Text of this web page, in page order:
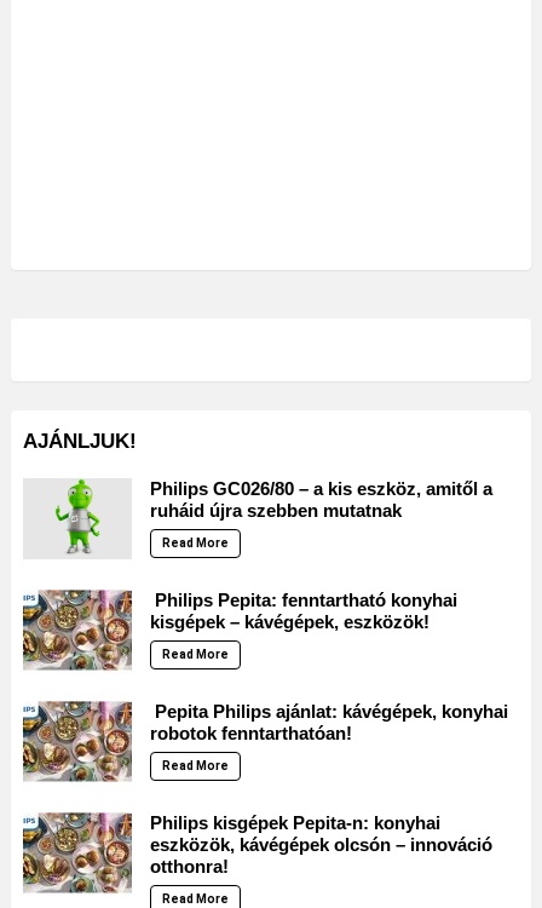
AJÁNLJUK!
Philips GC026/80 – a kis eszköz, amitől a
ruháid újra szebben mutatnak
Read More
Philips Pepita: fenntartható konyhai
kisgépek – kávégépek, eszközök!
Read More
Pepita Philips ajánlat: kávégépek, konyhai
robotok fenntarthatóan!
Read More
Philips kisgépek Pepita-n: konyhai
eszközök, kávégépek olcsón – innováció
otthonra!
Read More